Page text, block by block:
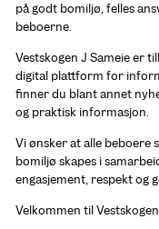
på godt bomiljø, felles
beboerne.
Vestskogen J Sameie er
digital plattform for
finner du blant annet
og praktisk informasjon.
Vi ønsker at alle beboere
bomiljø skapes i
engasjement, respekt og
Velkommen til